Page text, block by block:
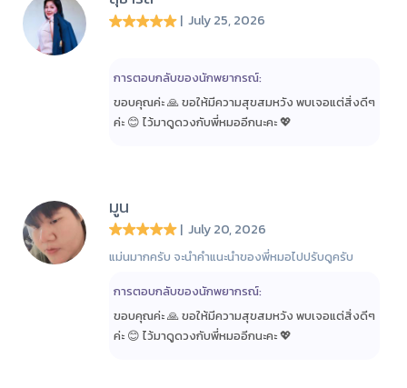
| July 25, 2026
การตอบกลับของนักพยากรณ์:
ขอบคุณค่ะ 🙏 ขอให้มีความสุขสมหวัง พบเจอแต่สิ่งดีๆ
ค่ะ 😊 ไว้มาดูดวงกับพี่หมออีกนะคะ 💖
มูน
| July 20, 2026
แม่นมากครับ จะนำคำแนะนำของพี่หมอไปปรับดูครับ
การตอบกลับของนักพยากรณ์:
ขอบคุณค่ะ 🙏 ขอให้มีความสุขสมหวัง พบเจอแต่สิ่งดีๆ
ค่ะ 😊 ไว้มาดูดวงกับพี่หมออีกนะคะ 💖